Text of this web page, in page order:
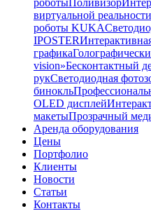
роботыПоливизор
виртуальной реальности
роботы KUKA
IPOSTER
графика
vision»Бесконтактный
рукСветодиодная
бинокль
OLED дисплей
макетыПрозрачный
Аренда оборудования
Цены
Портфолио
Клиенты
Новости
Статьи
Контакты